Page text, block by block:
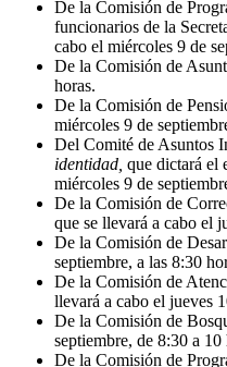
De la Comisión de
funcionarios de la
cabo el miércoles 9 de
De la Comisión de
horas.
De la Comisión de
miércoles 9 de
Del Comité de Asuntos
identidad, que dictará el
miércoles 9 de
De la Comisión de
que se llevará a cabo el
De la Comisión de
septiembre, a las 8:30
De la Comisión de
llevará a cabo el jueves
De la Comisión de
septiembre, de 8:30 a 10
De la Comisión de